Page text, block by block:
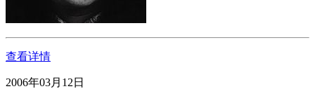
查看详情
2006年03月12日